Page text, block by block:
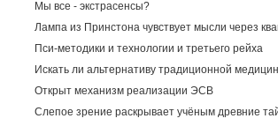
Мы все - экстрасенсы?
Лампа из Принстона чувствует мысли через
Пси-методики и технологии и третьего рейха
Искать ли альтернативу традиционной
Открыт механизм реализации ЭСВ
Слепое зрение раскрывает учёным древние